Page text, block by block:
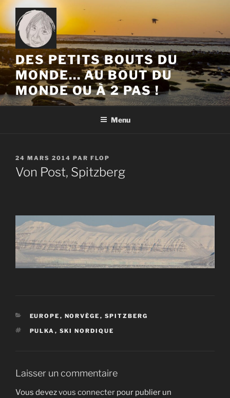
Aller
contenu
principal
DES PETITS BOUTS DU
MONDE… AU BOUT DU
MONDE OU À 2 PAS !
Menu
PUBLIÉ
LE
24 MARS 2014 PAR FLOP
Von Post, Spitzberg
CATÉGORIES
EUROPE , NORVÈGE , SPITZBERG
ÉTIQUETTES
PULKA , SKI NORDIQUE
Laisser un commentaire
Vous devezvous connecter pour publier un